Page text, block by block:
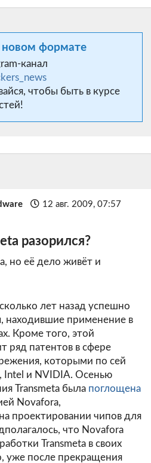
новом формате
канал
чтобы быть в курсе
12 авг. 2009, 07:57
разорился?
но её дело живёт и
лет назад успешно
находившие применение в
Кроме того, этой
ряд патентов в сфере
которыми по сей
Intel и NVIDIA. Осенью
Transmeta была поглощена
Novafora,
проектировании чипов для
что Novafora
Transmeta в своих
уже после прекращения